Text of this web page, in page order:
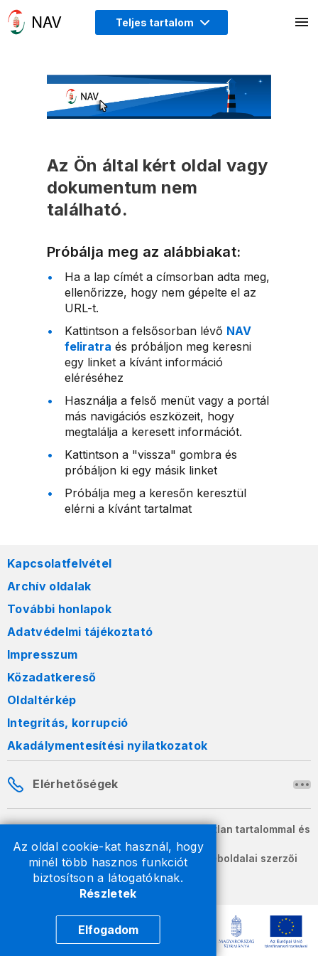
Az oldal cookie-kat használ, hogy
minél több hasznos funkciót
biztosítson a látogatóknak.
Részletek
Elfogadom
Teljes tartalom
Az Ön által kért oldal vagy
dokumentum nem
található.
Próbálja meg az alábbiakat:
Ha a lap címét a címsorban adta meg,
ellenőrizze, hogy nem gépelte el az
URL-t.
Kattintson a felsősorban lévő NAV
feliratra és próbáljon meg keresni
egy linket a kívánt információ
eléréséhez
Használja a felső menüt vagy a portál
más navigációs eszközeit, hogy
megtalálja a keresett információt.
Kattintson a "vissza" gombra és
próbáljon ki egy másik linket
Próbálja meg a keresőn keresztül
elérni a kívánt tartalmat
Kapcsolatfelvétel
Archív oldalak
További honlapok
Adatvédelmi tájékoztató
Impresszum
Közadatkereső
Oldaltérkép
Integritás, korrupció
Akadálymentesítési nyilatkozatok
Elérhetőségek
A honlapon szereplő információk változatlan tartalommal és
formában szabadon terjeszthetők.
2026 © A Nemzeti Adó- és Vámhivatal weboldalai szerzői
jogvédelem alatt állnak.